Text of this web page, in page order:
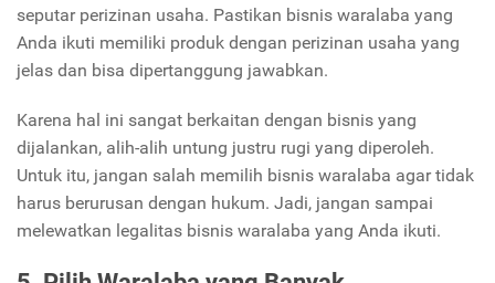
seputar perizinan usaha. Pastikan bisnis waralaba yang
Anda ikuti memiliki produk dengan perizinan usaha yang
jelas dan bisa dipertanggung jawabkan.
Karena hal ini sangat berkaitan dengan bisnis yang
dijalankan, alih-alih untung justru rugi yang diperoleh.
Untuk itu, jangan salah memilih bisnis waralaba agar tidak
harus berurusan dengan hukum. Jadi, jangan sampai
melewatkan legalitas bisnis waralaba yang Anda ikuti.